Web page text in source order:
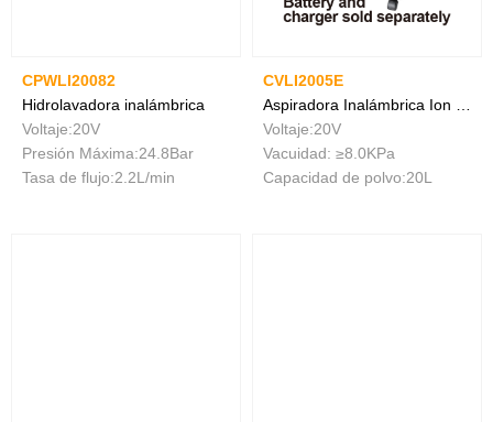
CPWLI20082
Hidrolavadora inalámbrica
Voltaje:20V
Presión Máxima:24.8Bar
Tasa de flujo:2.2L/min
CVLI2005E
Voltaje:20V
Vacuidad: ≥8.0KPa
Capacidad de polvo:20L